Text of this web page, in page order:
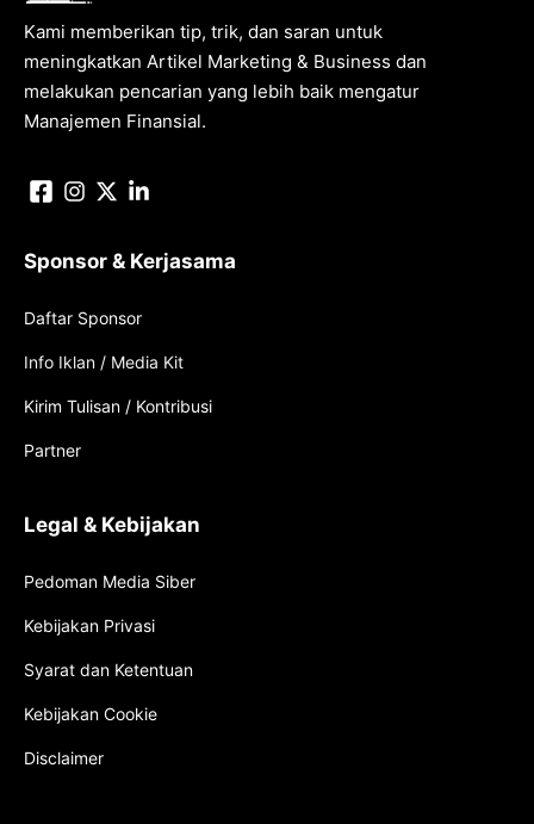
Kami memberikan tip, trik, dan saran untuk
meningkatkan Artikel Marketing & Business dan
melakukan pencarian yang lebih baik mengatur
Manajemen Finansial.
Sponsor & Kerjasama
Daftar Sponsor
Info Iklan / Media Kit
Kirim Tulisan / Kontribusi
Partner
Legal & Kebijakan
Pedoman Media Siber
Kebijakan Privasi
Syarat dan Ketentuan
Kebijakan Cookie
Disclaimer